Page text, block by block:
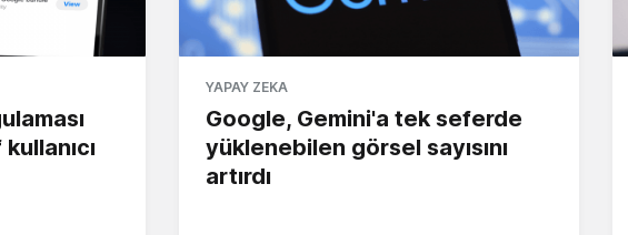
YAPAY ZEKA
Google, Gemini'a tek seferde
yüklenebilen görsel sayısını
artırdı